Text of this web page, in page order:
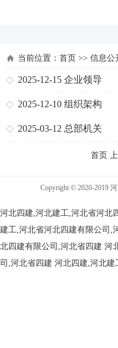
当前位置： 首页 >> 信息公
2025-12-15 企业领导
2025-12-10 组织架构
2025-03-12 总部机关
首页
Copyright © 2020-2019
河北四建,河北建工,河北省河北
建工,河北省河北四建有限公司,
北四建有限公司,河北省四建 河
司,河北省四建 河北四建,河北建